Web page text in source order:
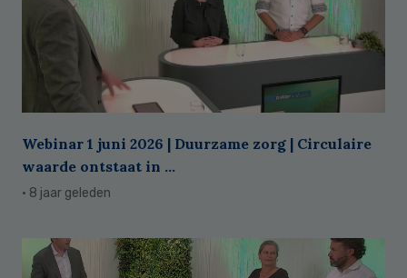
Webinar 1 juni 2026 | Duurzame zorg | Circulaire
waarde ontstaat in ...
· 8 jaar geleden